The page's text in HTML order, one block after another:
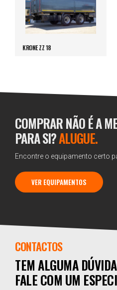
KRONE ZZ 18
COMPRAR NÃO É A
PARA SI?ALUGUE.
Encontre o equipamento certo
VER EQUIPAMENTOS
CONTACTOS
TEM ALGUMA
FALE COM UM